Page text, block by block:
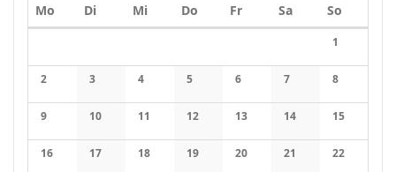
Mo Montag
DiDienstag
MiMittwoch
Do Donnerstag
FrFreitagSaSamstag
So
1
Keine
2
Keine Veranstaltungen
3
Keine Veranstaltungen
4
Keine Veranstaltungen
5
Keine Veranstaltungen
6
Keine Veranstaltungen
7
Keine
8
Keine
9
Keine Veranstaltungen
10
Keine Veranstaltungen
11
Keine Veranstaltungen
12
Keine Veranstaltungen
13
Keine Veranstaltungen
14
Keine
15
Keine
16 17 18 19 20 21 22